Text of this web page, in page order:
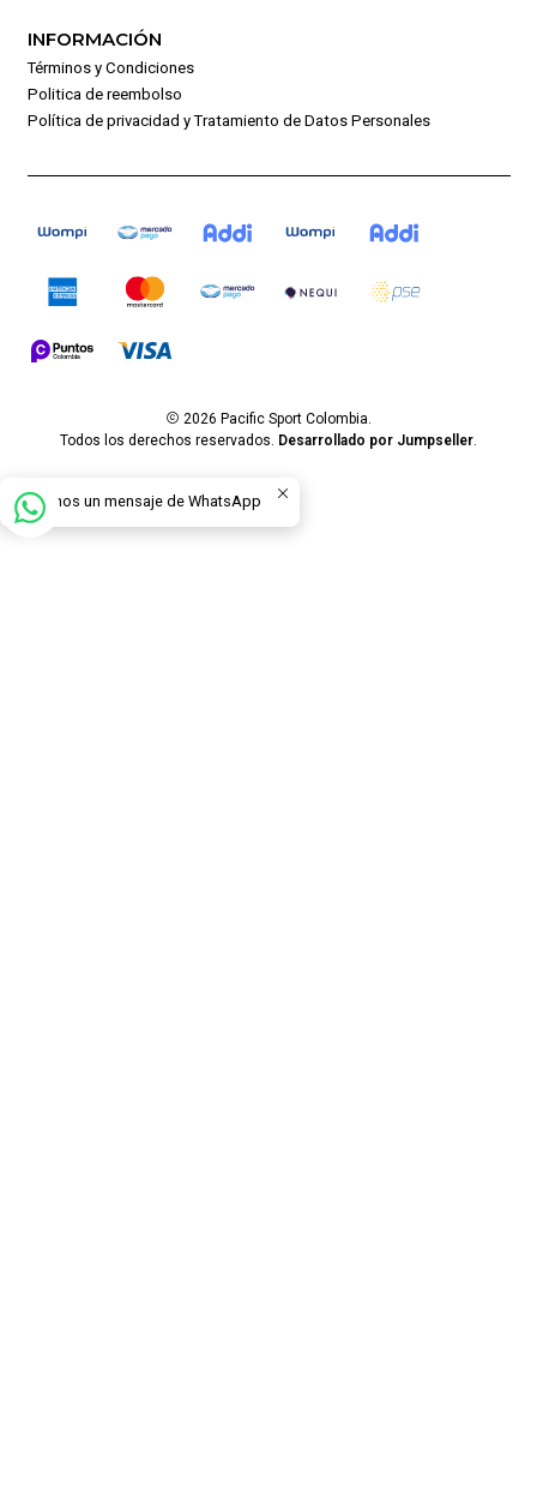
INFORMACIÓN
Términos y Condiciones
Politica de reembolso
Política de privacidad y Tratamiento de Datos Personales
2026 Pacific Sport Colombia.
Todos los derechos reservados. Desarrollado por Jumpseller
Envíanos un mensaje de WhatsApp